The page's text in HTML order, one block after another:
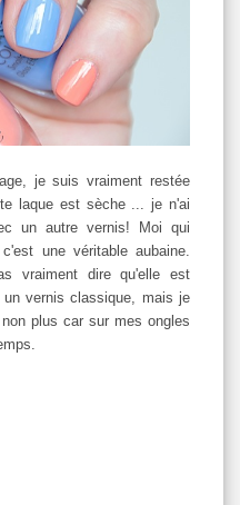
je suis vraiment restée
laque est sèche ... je n'ai
un autre vernis! Moi qui
une véritable aubaine.
vraiment dire qu'elle est
vernis classique, mais je
plus car sur mes ongles